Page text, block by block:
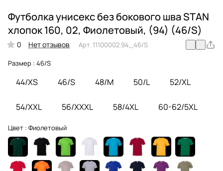
Футболка унисекс без бокового шва STAN
хлопок 160, 02, Фиолетовый, (94) (46/S)
0 Нет отзывов Арт. 11100002.94_46/S
Размер : 46/S
44/XS 46/S 48/M 50/L 52/XL
54/XXL 56/XXXL 58/4XL 60-62/5XL
Цвет : Фиолетовый